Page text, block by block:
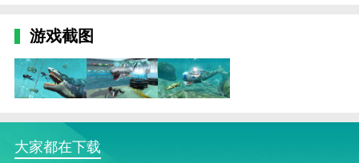
来解锁新的海洋区域或特殊技能，提升游戏的挑战性；
4、随着游戏进程，玩家会遭遇更强大的敌人，如
其他大型海洋捕食者，玩家需要灵活应对、制定策略。
1、真实的水下环境和流畅的动作设计，给玩家带
来身临其境的海洋探险体验；
游戏截图
大家都在下载